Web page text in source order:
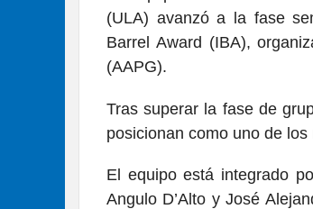
(ULA) avanzó a la fase
Barrel Award (IBA),
(AAPG).
Tras superar la fase de
posicionan como uno de
El equipo está integrado
Angulo D’Alto y José